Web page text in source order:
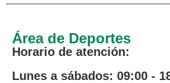
Área de Deportes
Horario de atención:
Lunes a sábados: 09:00 -